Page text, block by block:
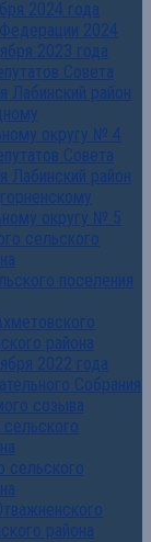
2024 года
2024
2023 года
Совета
Лабинский район
округу № 4
Совета
Лабинский район
округу № 5
сельского
поселения
района
2022 года
Собрания
созыва
сельского
района